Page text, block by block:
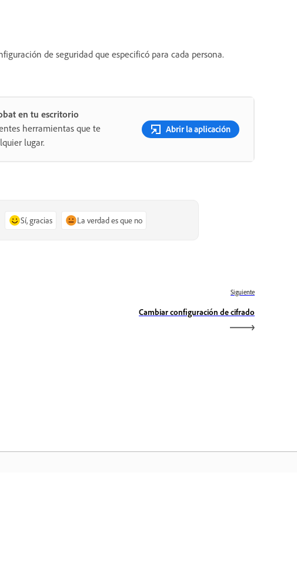
de seguridad que especificó para cada persona.
en tu escritorio
herramientas que te
lugar.
Abrir la aplicación
Sí, gracias La verdad es que no
Siguiente
Cambiar configuración de cifrado